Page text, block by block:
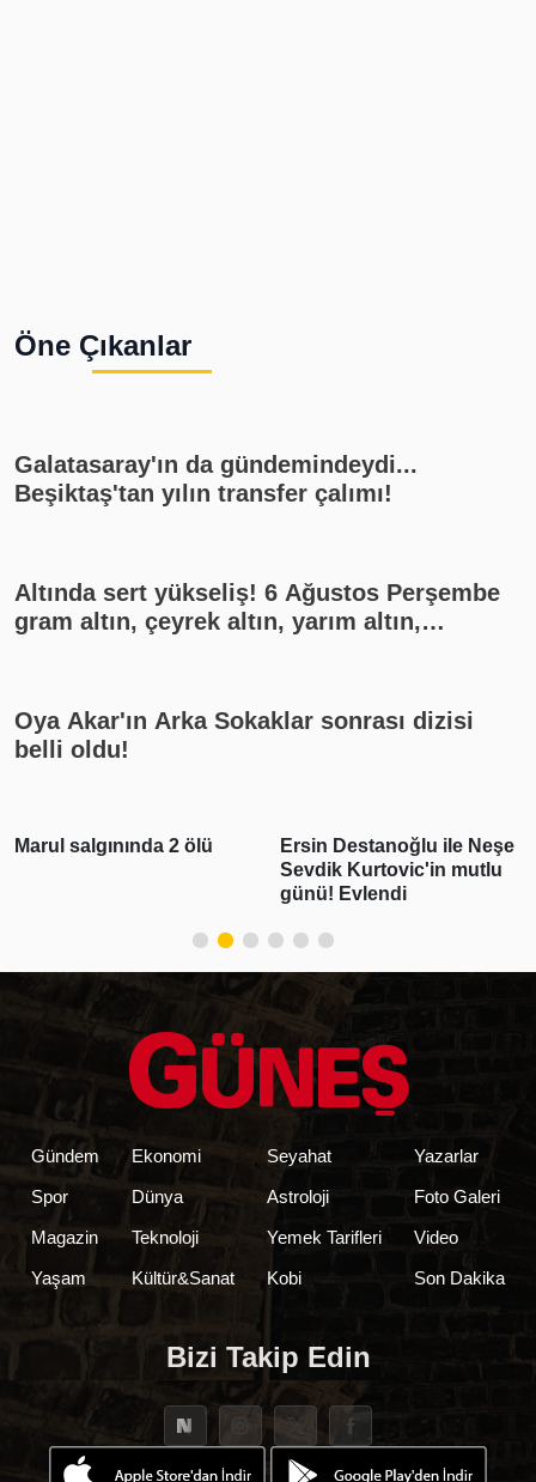
Öne Çıkanlar
Galatasaray'ın da gündemindeydi...
Beşiktaş'tan yılın transfer çalımı!
Altında sert yükseliş! 6 Ağustos Perşembe
gram altın, çeyrek altın, yarım altın,
Oya Akar'ın Arka Sokaklar sonrası dizisi
belli oldu!
Marul salgınında 2 ölü
Ersin Destanoğlu ile Neşe
Sevdik Kurtovic'in mutlu
günü! Evlendi
Gündem
Spor
Magazin
Yaşam
Ekonomi
Dünya
Teknoloji
Kültür&Sanat
Seyahat
Astroloji
Yemek Tarifleri
Kobi
Yazarlar
Foto Galeri
Video
Son Dakika
Bizi Takip Edin